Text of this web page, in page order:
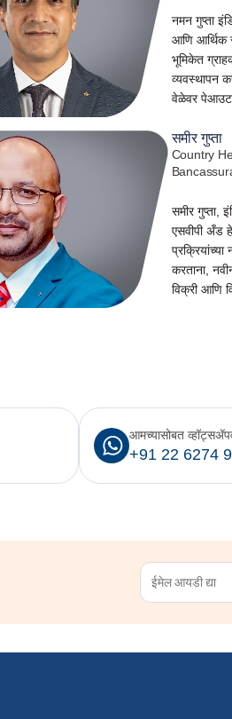
नमन गुप्ता
आणि आर्थिक
भूमिकेत
व्यवस्थापन
वेळेवर पेआउट
समीर गुप्ता
Country
समीर गुप्ता,
एसवीपी अँड
प्रक्रियांच्या
करताना,
विक्री आणि
+91 22 6274
आमच्यासोबत